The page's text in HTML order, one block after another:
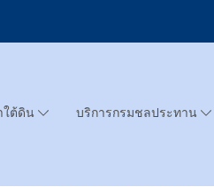
ใต้ดิน บริการกรมชลประทาน